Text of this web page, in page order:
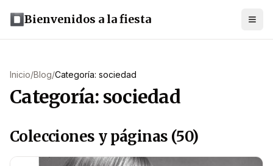
Bienvenidos a la fiesta
Inicio/Blog/Categoría: sociedad
Categoría: sociedad
Colecciones y páginas (50)